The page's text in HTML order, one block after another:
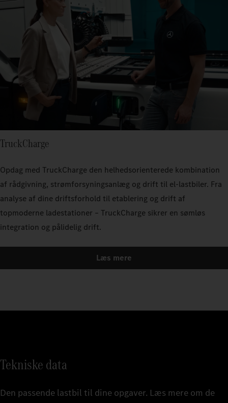
TruckCharge
Opdag med TruckCharge den helhedsorienterede kombination
af rådgivning, strømforsyningsanlæg og drift til el-lastbiler. Fra
analyse af dine driftsforhold til etablering og drift af
topmoderne ladestationer – TruckCharge sikrer en sømløs
integration og pålidelig drift.
Læs mere
Tekniske data
Den passende lastbil til dine opgaver. Læs mere om de